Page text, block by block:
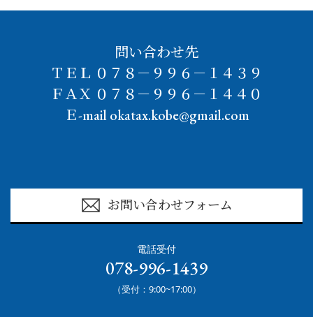
問い合わせ先
ＴＥＬ ０７８－９９６－１４３９
ＦＡＸ ０７８－９９６－１４４０
Ｅ-mail okatax.kobe@gmail.com
お問い合わせフォーム
電話受付
078-996-1439
（受付：9:00~17:00）